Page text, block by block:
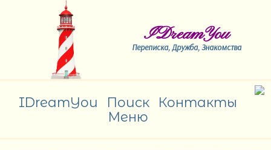
IDreamYou
Переписка, Дружба, Знакомства
IDreamYou Поиск
Контакты
Меню